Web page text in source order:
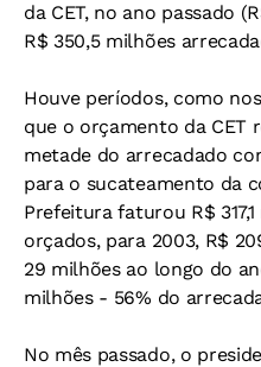
da CET, no ano passado
R$ 350,5 milhões
Houve períodos, como
que o orçamento da CET
metade do arrecadado
para o sucateamento da
Prefeitura faturou R$
orçados, para 2003, R$
29 milhões ao longo do
milhões - 56% do
No mês passado, o